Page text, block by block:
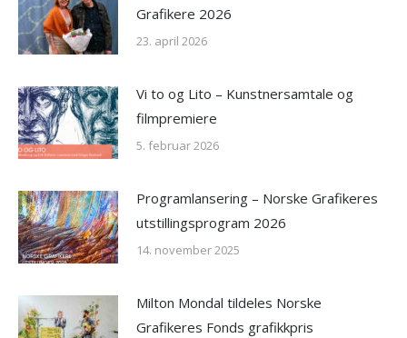
Grafikere 2026
23. april 2026
Vi to og Lito – Kunstnersamtale og
filmpremiere
5. februar 2026
Programlansering – Norske Grafikeres
utstillingsprogram 2026
14. november 2025
Milton Mondal tildeles Norske
Grafikeres Fonds grafikkpris